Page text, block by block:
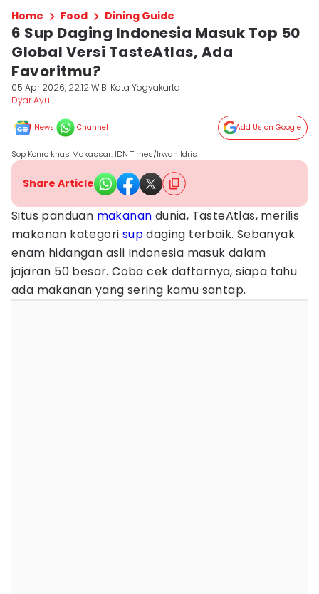
Home Food Dining Guide
6 Sup Daging Indonesia Masuk Top 50
Global Versi TasteAtlas, Ada
Favoritmu?
05 Apr 2026, 22:12 WIB Kota Yogyakarta
Dyar Ayu
News Channel Add Us on Google
Sop Konro khas Makassar. IDN Times/Irwan Idris
Share Article
Situs panduan makanan dunia, TasteAtlas, merilis
makanan kategori supdaging terbaik. Sebanyak
enam hidangan asli Indonesia masuk dalam
jajaran 50 besar. Coba cek daftarnya, siapa tahu
ada makanan yang sering kamu santap.